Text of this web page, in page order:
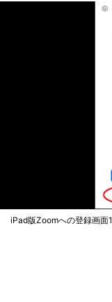
iPad版Zoomへの登録画面1